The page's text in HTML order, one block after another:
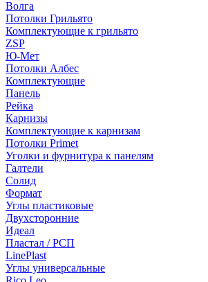
Волга
Потолки Грильято
Комплектующие к грильято
ZSP
Ю-Мет
Потолки Албес
Комплектующие
Панель
Рейка
Карнизы
Комплектующие к карнизам
Потолки Primet
Уголки и фурнитура к панелям
Галтели
Солид
Формат
Углы пластиковые
Двухсторонние
Идеал
Пластал / РСП
LinePlast
Углы универсальные